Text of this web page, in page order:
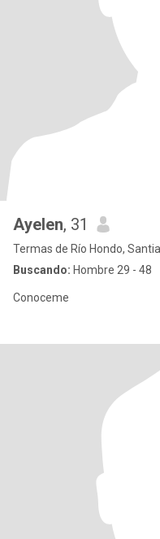
Ayelen, 31
Termas de Río Hondo,
Buscando: Hombre 29 - 48
Conoceme